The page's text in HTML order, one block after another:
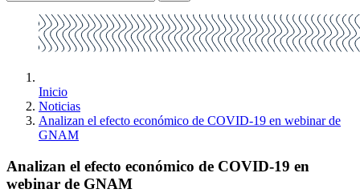
Inicio
Noticias
Analizan el efecto económico de COVID-19 en webinar de
GNAM
Analizan el efecto económico de COVID-19 en
webinar de GNAM